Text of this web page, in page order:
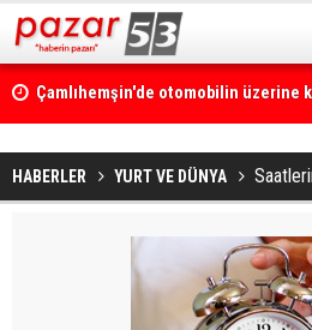
Çamlıhemşin'de otomobilin üzerine
HABERLER YURT VE DÜNYA